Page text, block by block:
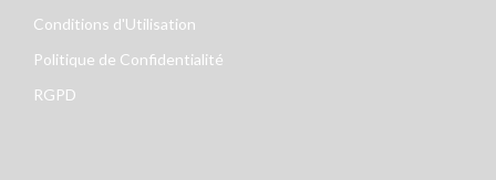
Conditions d'Utilisation
Politique de Confidentialité
RGPD